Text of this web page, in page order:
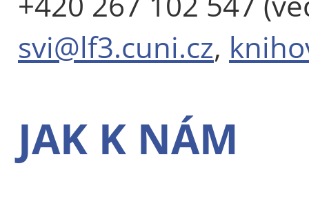
svi@lf3.cuni.cz,
JAK K NÁM